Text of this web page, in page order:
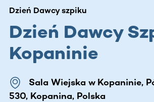
Dzień Dawcy szpiku
Dzień Dawcy
Kopaninie
Sala Wiejska w Kopaninie,
530, Kopanina, Polska